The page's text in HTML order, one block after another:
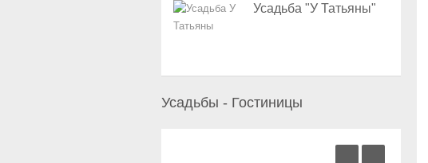
Усадьба "У Татьяны"
Усадьбы - Гостиницы